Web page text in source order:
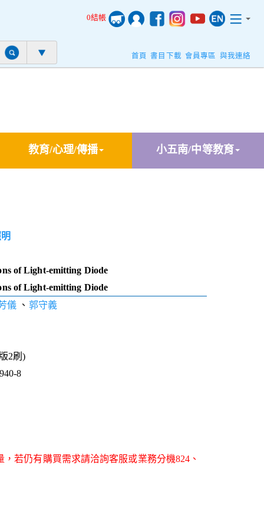
0結帳
首頁 書目下載 會員專區 與我連絡
教育/心理/傳播 小五南/中等教育
of Light-emitting Diode
of Light-emitting Diode
儀 、 郭守義
2刷)
8
若仍有購買需求請洽詢客服或業務分機824、